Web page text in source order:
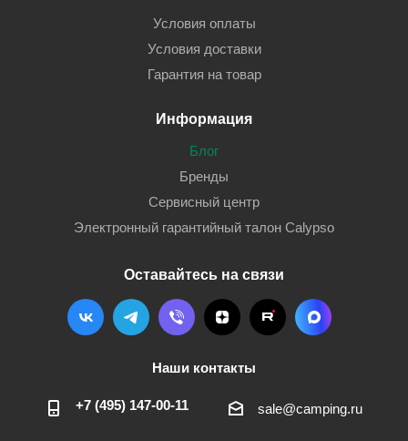
Условия оплаты
Условия доставки
Гарантия на товар
Информация
Блог
Бренды
Сервисный центр
Электронный гарантийный талон Calypso
Оставайтесь на связи
Наши контакты
+7 (495) 147-00-11 sale@camping.ru